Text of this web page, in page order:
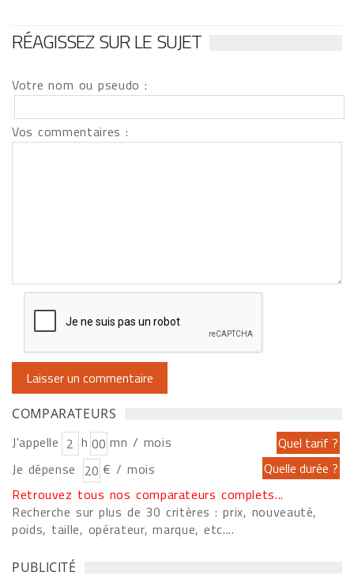
RÉAGISSEZ SUR LE SUJET
Votre nom ou pseudo :
Vos commentaires :
COMPARATEURS
J'appelle h
mn / mois
Je dépense
€ / mois
Retrouvez tous nos comparateurs complets...
Recherche sur plus de 30 critères : prix, nouveauté,
poids, taille, opérateur, marque, etc....
PUBLICITÉ